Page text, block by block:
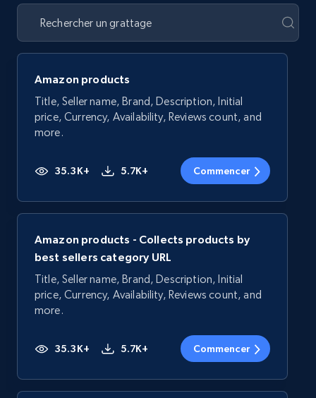
Amazon products
Title, Seller name, Brand, Description, Initial
price, Currency, Availability, Reviews count, and
more.
35.3K+ 5.7K+ Commencer
Amazon products - Collects products by
best sellers category URL
Title, Seller name, Brand, Description, Initial
price, Currency, Availability, Reviews count, and
more.
35.3K+ 5.7K+ Commencer